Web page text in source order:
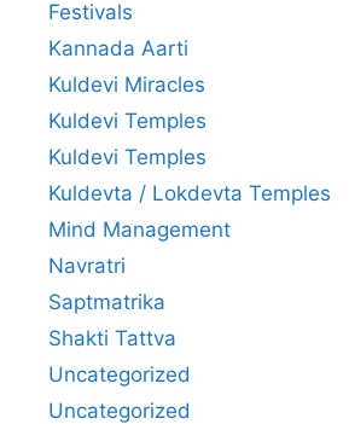
Festivals
Kannada Aarti
Kuldevi Miracles
Kuldevi Temples
Kuldevi Temples
Kuldevta / Lokdevta Temples
Mind Management
Navratri
Saptmatrika
Shakti Tattva
Uncategorized
Uncategorized